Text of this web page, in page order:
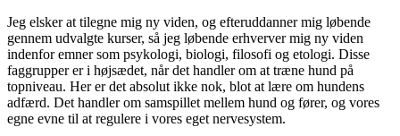
Jeg elsker at tilegne mig ny viden, og efteruddanner mig løbende
gennem udvalgte kurser, så jeg løbende erhverver mig ny viden
indenfor emner som psykologi, biologi, filosofi og etologi. Disse
faggrupper er i højsædet, når det handler om at træne hund på
topniveau. Her er det absolut ikke nok, blot at lære om hundens
adfærd. Det handler om samspillet mellem hund og fører, og vores
egne evne til at regulere i vores eget nervesystem.